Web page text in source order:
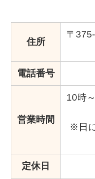
住所
〒
電話番号
営業時間
10時
※日
定休日